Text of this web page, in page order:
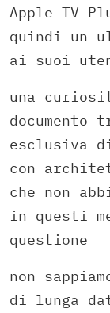
Apple TV
quindi un
ai suoi
una
documento
esclusiva
con
che non
in questi
questione
non
di lunga